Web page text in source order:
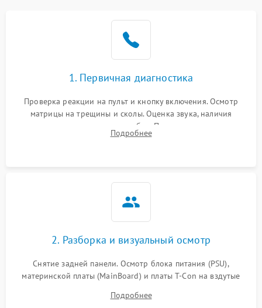
1. Первичная диагностика
Проверка реакции на пульт и кнопку включения. Осмотр
матрицы на трещины и сколы. Оценка звука, наличия
подсветки и индикаторов ошибок. Подключение тестовых
источников сигнала для выявления симптомов поломки.
Подробнее
2. Разборка и визуальный осмотр
Снятие задней панели. Осмотр блока питания (PSU),
материнской платы (MainBoard) и платы T-Con на вздутые
Проверка надежности фиксации и целостности шлейфов.
Подробнее